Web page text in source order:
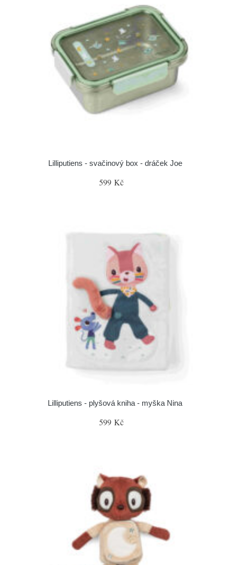
Lilliputiens - svačinový box - dráček Joe
599 Kč
Lilliputiens - plyšová kniha - myška Nina
599 Kč